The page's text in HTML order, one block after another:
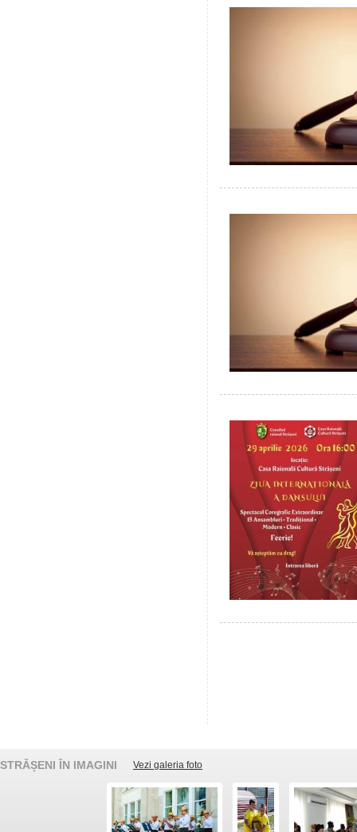
STRĂȘENI ÎN IMAGINI Vezi galeria foto